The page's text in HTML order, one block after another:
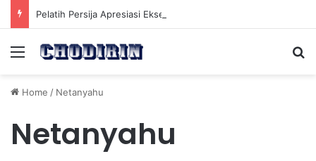
Menu
Home / Netanyahu
Netanyahu